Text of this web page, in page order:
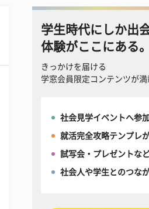
学生時代にしか出
体験がここにある。
きっかけを届ける
学窓会員限定コンテンツが満
社会見学イベントへ参
就活完全攻略テンプレ
試写会・プレゼントな
社会人や学生とのつな